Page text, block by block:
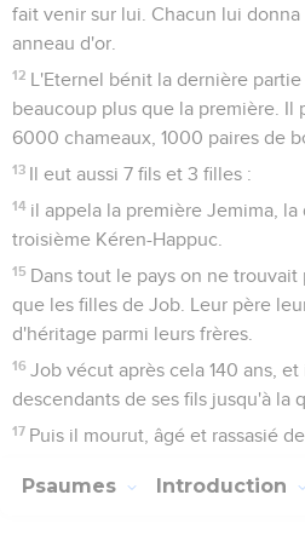
fait venir sur lui. Chacun lui
anneau d'or.
12 L'Eternel bénit la dernière
beaucoup plus que la première. Il
6000 chameaux, 1000 paires de
13 Il eut aussi 7 fils et 3 filles :
14 il appela la première Jemima,
troisième Kéren-Happuc.
15 Dans tout le pays on ne trouvait
que les filles de Job. Leur père
d'héritage parmi leurs frères.
16 Job vécut après cela 140 ans,
descendants de ses fils jusqu'à la
17 Puis il mourut, âgé et rassasié
Psaumes Introduction